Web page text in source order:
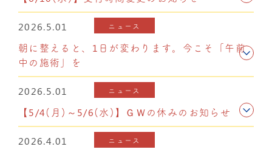
2026.5.01 ニュース
朝に整えると、1日が変わります。今こそ「午前
中の施術」を
2026.5.01 ニュース
【5/4(月)～5/6(水)】ＧＷの休みのお知らせ
2026.4.01 ニュース